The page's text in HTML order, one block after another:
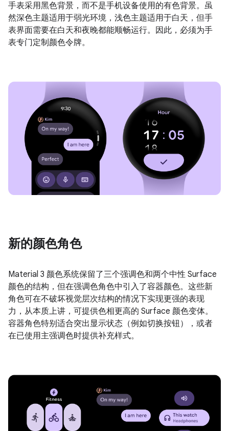
手表采用黑色背景，而不是手机设备使用的有色背景。虽
然深色主题适用于弱光环境，浅色主题适用于白天，但手
表界面需要在白天和夜晚都能顺畅运行。因此，必须为手
表专门定制颜色令牌。
新的颜色角色
Material 3 颜色系统保留了三个强调色和两个中性 Surface
颜色的结构，但在强调色角色中引入了容器颜色。这些新
角色可在不破坏视觉层次结构的情况下实现更强的表现
力，从本质上讲，可提供色相更高的 Surface 颜色变体。
容器角色特别适合突出显示状态（例如切换按钮），或者
在已使用主强调色时提供补充样式。